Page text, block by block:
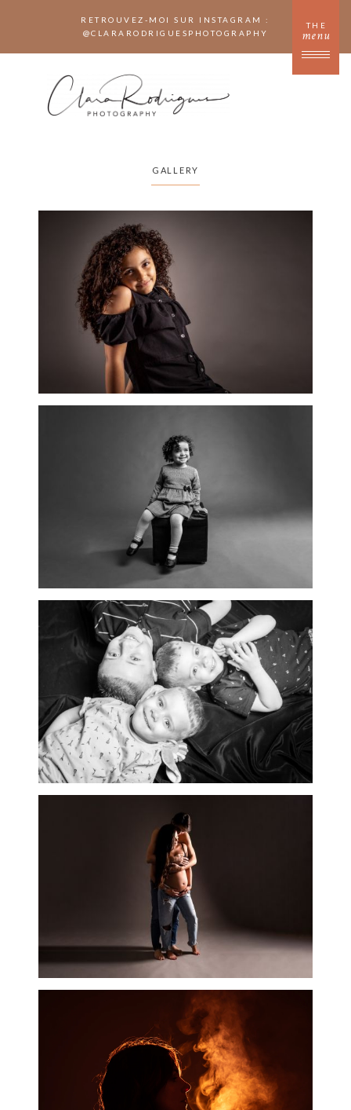
menu
THE
RETROUVEZ-MOI SUR INSTAGRAM :
@CLARARODRIGUESPHOTOGRAPHY
GALLERY